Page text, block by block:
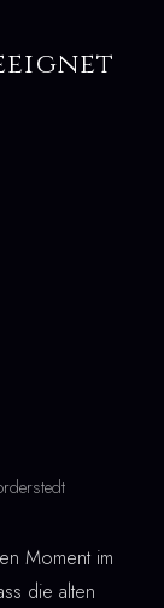
Moment im
die alten